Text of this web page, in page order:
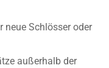
neue Schlösser oder
außerhalb der